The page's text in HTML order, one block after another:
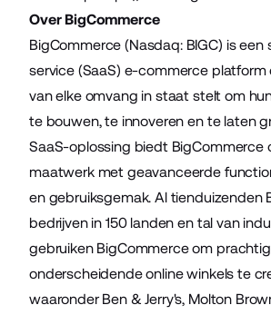
Over BigCommerce
BigCommerce (Nasdaq: BIGC) is
service (SaaS) e-commerce platform
van elke omvang in staat stelt om
te bouwen, te innoveren en te laten
SaaS-oplossing biedt BigCommerce
maatwerk met geavanceerde
en gebruiksgemak. Al tienduizenden
bedrijven in 150 landen en tal van
gebruiken BigCommerce om
onderscheidende online winkels te
waaronder Ben & Jerry's, Molton